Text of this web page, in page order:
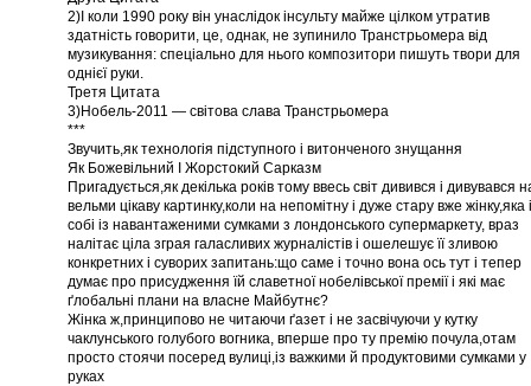
2)І коли 1990 року він унаслідок інсульту майже цілком утратив
здатність говорити, це, однак, не зупинило Транстрьомера від
музикування: спеціально для нього композитори пишуть твори для
однієї руки.
Третя Цитата
3)Нобель-2011 — світова слава Транстрьомера
***
Звучить,як технологія підступного і витонченого знущання
Як Божевільний І Жорстокий Сарказм
Пригадується,як декілька років тому ввесь світ дивився і дивувався
вельми цікаву картинку,коли на непомітну і дуже стару вже жінку,яка
собі із навантаженими сумками з лондонського супермаркету, враз
налітає ціла зграя галасливих журналістів і ошелешує її зливою
конкретних і суворих запитань:що саме і точно вона ось тут і тепер
думає про присудження їй славетної нобелівської премії і які має
ґлобальні плани на власне Майбутнє?
Жінка ж,принципово не читаючи ґазет і не засвічуючи у кутку
чаклунського голубого вогника, вперше про ту премію почула,отам
просто стоячи посеред вулиці,із важкими й продуктовими сумками у
руках